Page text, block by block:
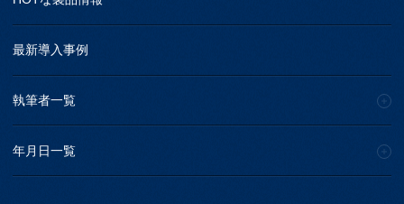
最新導入事例
執筆者一覧
年月日一覧